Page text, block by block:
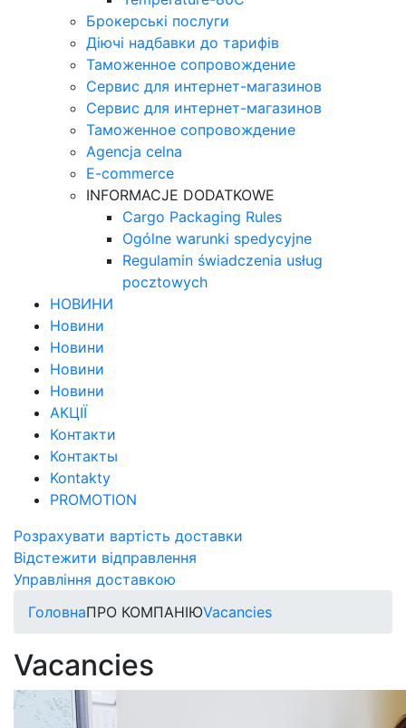
Брокерські послуги
Діючі надбавки до тарифів
Таможенное сопровождение
Сервис для интернет-магазинов
Сервис для интернет-магазинов
Таможенное сопровождение
Agencja celna
E-commerce
INFORMACJE DODATKOWE
Cargo Packaging Rules
Ogólne warunki spedycyjne
Regulamin świadczenia usług
pocztowych
НОВИНИ
Новини
Новини
Новини
Новини
АКЦІЇ
Контакти
Контакты
Kontakty
PROMOTION
Розрахувати вартість доставки
Відстежити відправлення
Управління доставкою
ГоловнаПРО КОМПАНІЮVacancies
Vacancies